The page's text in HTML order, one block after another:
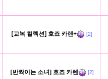
[교복 컬렉션] 호죠 카렌+ [2]
[반짝이는 소녀] 호죠 카렌 [2]